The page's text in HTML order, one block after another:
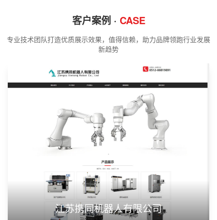
客户案例 · CASE
专业技术团队打造优质展示效果，值得信赖，助力品牌领跑行业发展
新趋势
江苏携同机器人有限公司